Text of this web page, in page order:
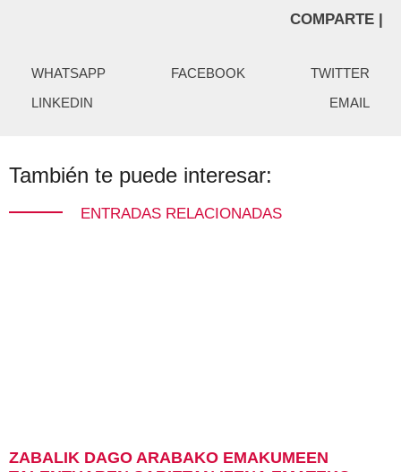
COMPARTE |
WHATSAPP FACEBOOK
TWITTER
LINKEDIN
EMAIL
También te puede interesar:
ENTRADAS RELACIONADAS
ZABALIK DAGO ARABAKO EMAKUMEEN